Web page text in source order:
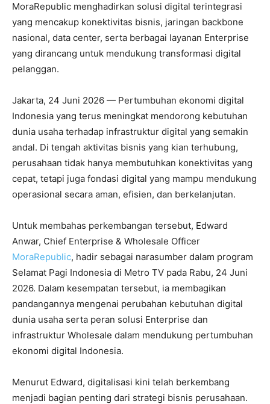
MoraRepublic menghadirkan solusi digital terintegrasi
yang mencakup konektivitas bisnis, jaringan backbone
nasional, data center, serta berbagai layanan Enterprise
yang dirancang untuk mendukung transformasi digital
pelanggan.
Jakarta, 24 Juni 2026 — Pertumbuhan ekonomi digital
Indonesia yang terus meningkat mendorong kebutuhan
dunia usaha terhadap infrastruktur digital yang semakin
andal. Di tengah aktivitas bisnis yang kian terhubung,
perusahaan tidak hanya membutuhkan konektivitas yang
cepat, tetapi juga fondasi digital yang mampu mendukung
operasional secara aman, efisien, dan berkelanjutan.
Untuk membahas perkembangan tersebut, Edward
Anwar, Chief Enterprise & Wholesale Officer
MoraRepublic, hadir sebagai narasumber dalam program
Selamat Pagi Indonesia di Metro TV pada Rabu, 24 Juni
2026. Dalam kesempatan tersebut, ia membagikan
pandangannya mengenai perubahan kebutuhan digital
dunia usaha serta peran solusi Enterprise dan
infrastruktur Wholesale dalam mendukung pertumbuhan
ekonomi digital Indonesia.
Menurut Edward, digitalisasi kini telah berkembang
menjadi bagian penting dari strategi bisnis perusahaan.